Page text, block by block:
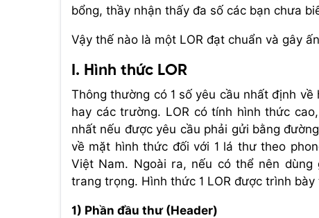
bổng, thầy nhận thấy đa số các bạn chưa
Vậy thế nào là một LOR đạt chuẩn và gây
I. Hình thức LOR
Thông thường có 1 số yêu cầu nhất định
hay các trường. LOR có tính hình thức
nhất nếu được yêu cầu phải gửi bằng
về mặt hình thức đối với 1 lá thư theo
Việt Nam. Ngoài ra, nếu có thể nên
trang trọng. Hình thức 1 LOR được trình
1) Phần đầu thư (Header)